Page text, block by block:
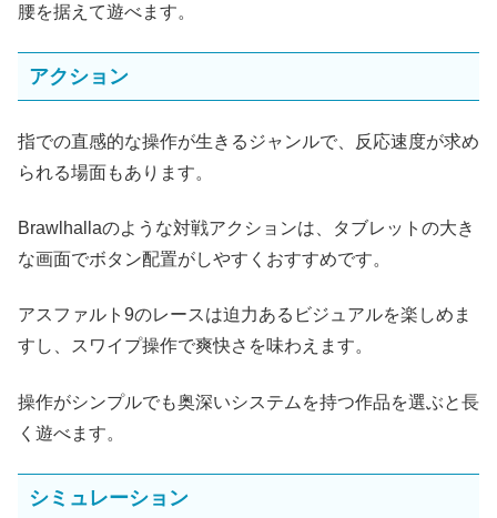
腰を据えて遊べます。
アクション
指での直感的な操作が生きるジャンルで、反応速度が求め
られる場面もあります。
Brawlhallaのような対戦アクションは、タブレットの大き
な画面でボタン配置がしやすくおすすめです。
アスファルト9のレースは迫力あるビジュアルを楽しめま
すし、スワイプ操作で爽快さを味わえます。
操作がシンプルでも奥深いシステムを持つ作品を選ぶと長
く遊べます。
シミュレーション